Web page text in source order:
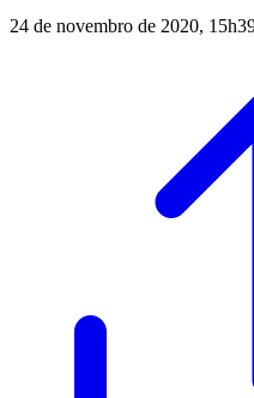
24 de novembro de 2020,